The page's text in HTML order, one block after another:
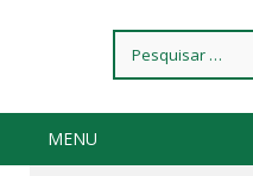
por:
MENU